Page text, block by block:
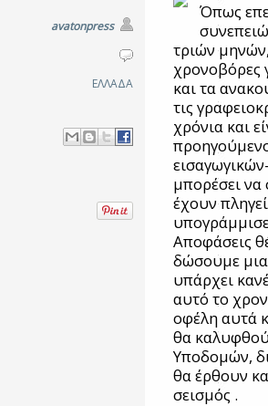
avatonpress
ΕΛΛΑΔΑ
Όπως
τριών
χρονοβόρες
και τα
τις
χρόνια και
μπορέσει
έχουν
Αποφάσεις
δώσουμε
υπάρχει
αυτό το
οφέλη αυτά
θα
Υποδομών,
θα έρθουν
σεισμός .